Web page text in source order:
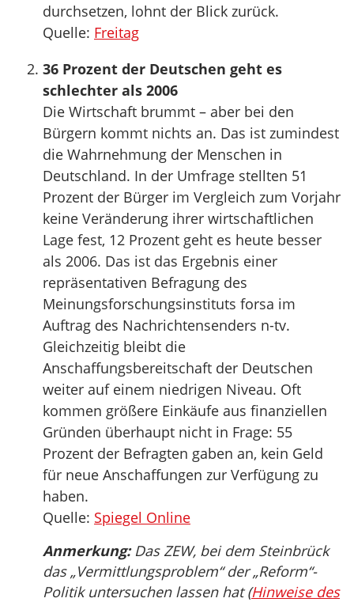
durchsetzen, lohnt der Blick zurück.
Quelle: Freitag
36 Prozent der Deutschen geht es
schlechter als 2006
Die Wirtschaft brummt – aber bei den
Bürgern kommt nichts an. Das ist zumindest
die Wahrnehmung der Menschen in
Deutschland. In der Umfrage stellten 51
Prozent der Bürger im Vergleich zum Vorjahr
keine Veränderung ihrer wirtschaftlichen
Lage fest, 12 Prozent geht es heute besser
als 2006. Das ist das Ergebnis einer
repräsentativen Befragung des
Meinungsforschungsinstituts forsa im
Auftrag des Nachrichtensenders n-tv.
Gleichzeitig bleibt die
Anschaffungsbereitschaft der Deutschen
weiter auf einem niedrigen Niveau. Oft
kommen größere Einkäufe aus finanziellen
Gründen überhaupt nicht in Frage: 55
Prozent der Befragten gaben an, kein Geld
für neue Anschaffungen zur Verfügung zu
haben.
Quelle: Spiegel Online
Anmerkung:Das ZEW, bei dem Steinbrück
das „Vermittlungsproblem“ der „Reform“-
Politik untersuchen lassen hat (Hinweise des